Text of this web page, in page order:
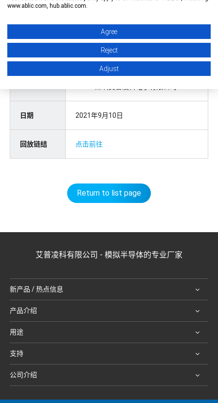
在线研讨会概覽
汽车功能安全设计与电压监测 IC
讲师
卢维 James Lu
FAE 应用工程部部长
日期 2021年9月10日
回放链结 点击前往
Return to list page
艾普凌科有限公司 - 模拟半导体的专业厂家
新产品 / 热点信息
产品介绍
用途
支持
公司介绍
www.ablic.com, hub.ablic.com.
Agree
Reject
Adjust